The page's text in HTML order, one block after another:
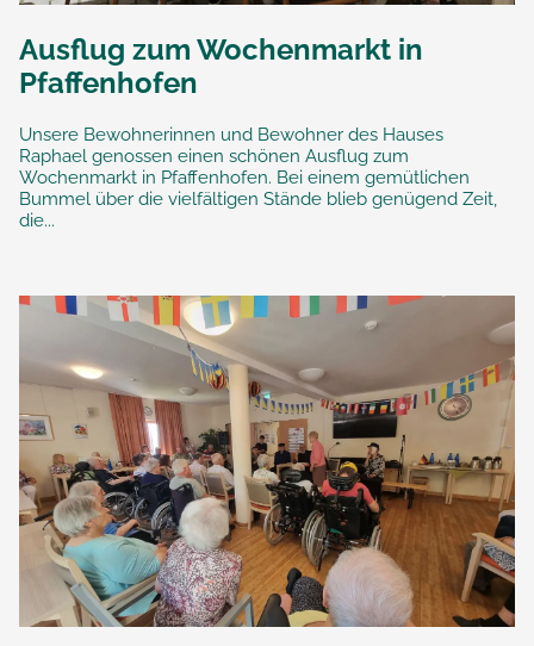
Ausflug zum Wochenmarkt in
Pfaffenhofen
Unsere Bewohnerinnen und Bewohner des Hauses
Raphael genossen einen schönen Ausflug zum
Wochenmarkt in Pfaffenhofen. Bei einem gemütlichen
Bummel über die vielfältigen Stände blieb genügend Zeit,
die...